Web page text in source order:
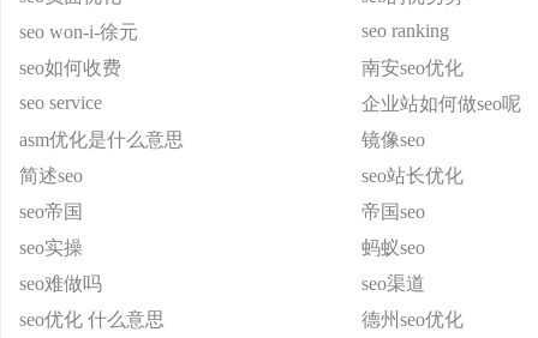
seo won-i-徐元
seo ranking
seo如何收费
南安seo优化
seo service
企业站如何做seo呢
asm优化是什么意思
镜像seo
简述seo
seo站长优化
seo帝国
帝国seo
seo实操
蚂蚁seo
seo难做吗
seo渠道
seo优化 什么意思
德州seo优化